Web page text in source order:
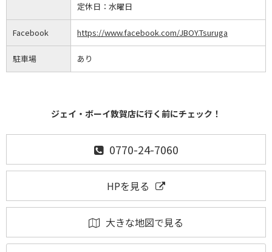
定休日： 水曜日
Facebook https://www.facebook.com/JBOY.Tsuruga
駐車場 あり
ジェイ・ボーイ敦賀店に行く前にチェック！
0770-24-7060
HPを見る
大きな地図で見る